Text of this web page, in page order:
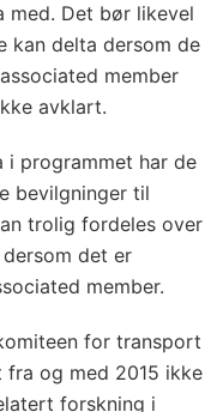
med. Det bør likevel
kan delta dersom de
member
avklart.
i programmet har de
bevilgninger til
trolig fordeles over
det er
member.
for transport
og med 2015 ikke
forskning i